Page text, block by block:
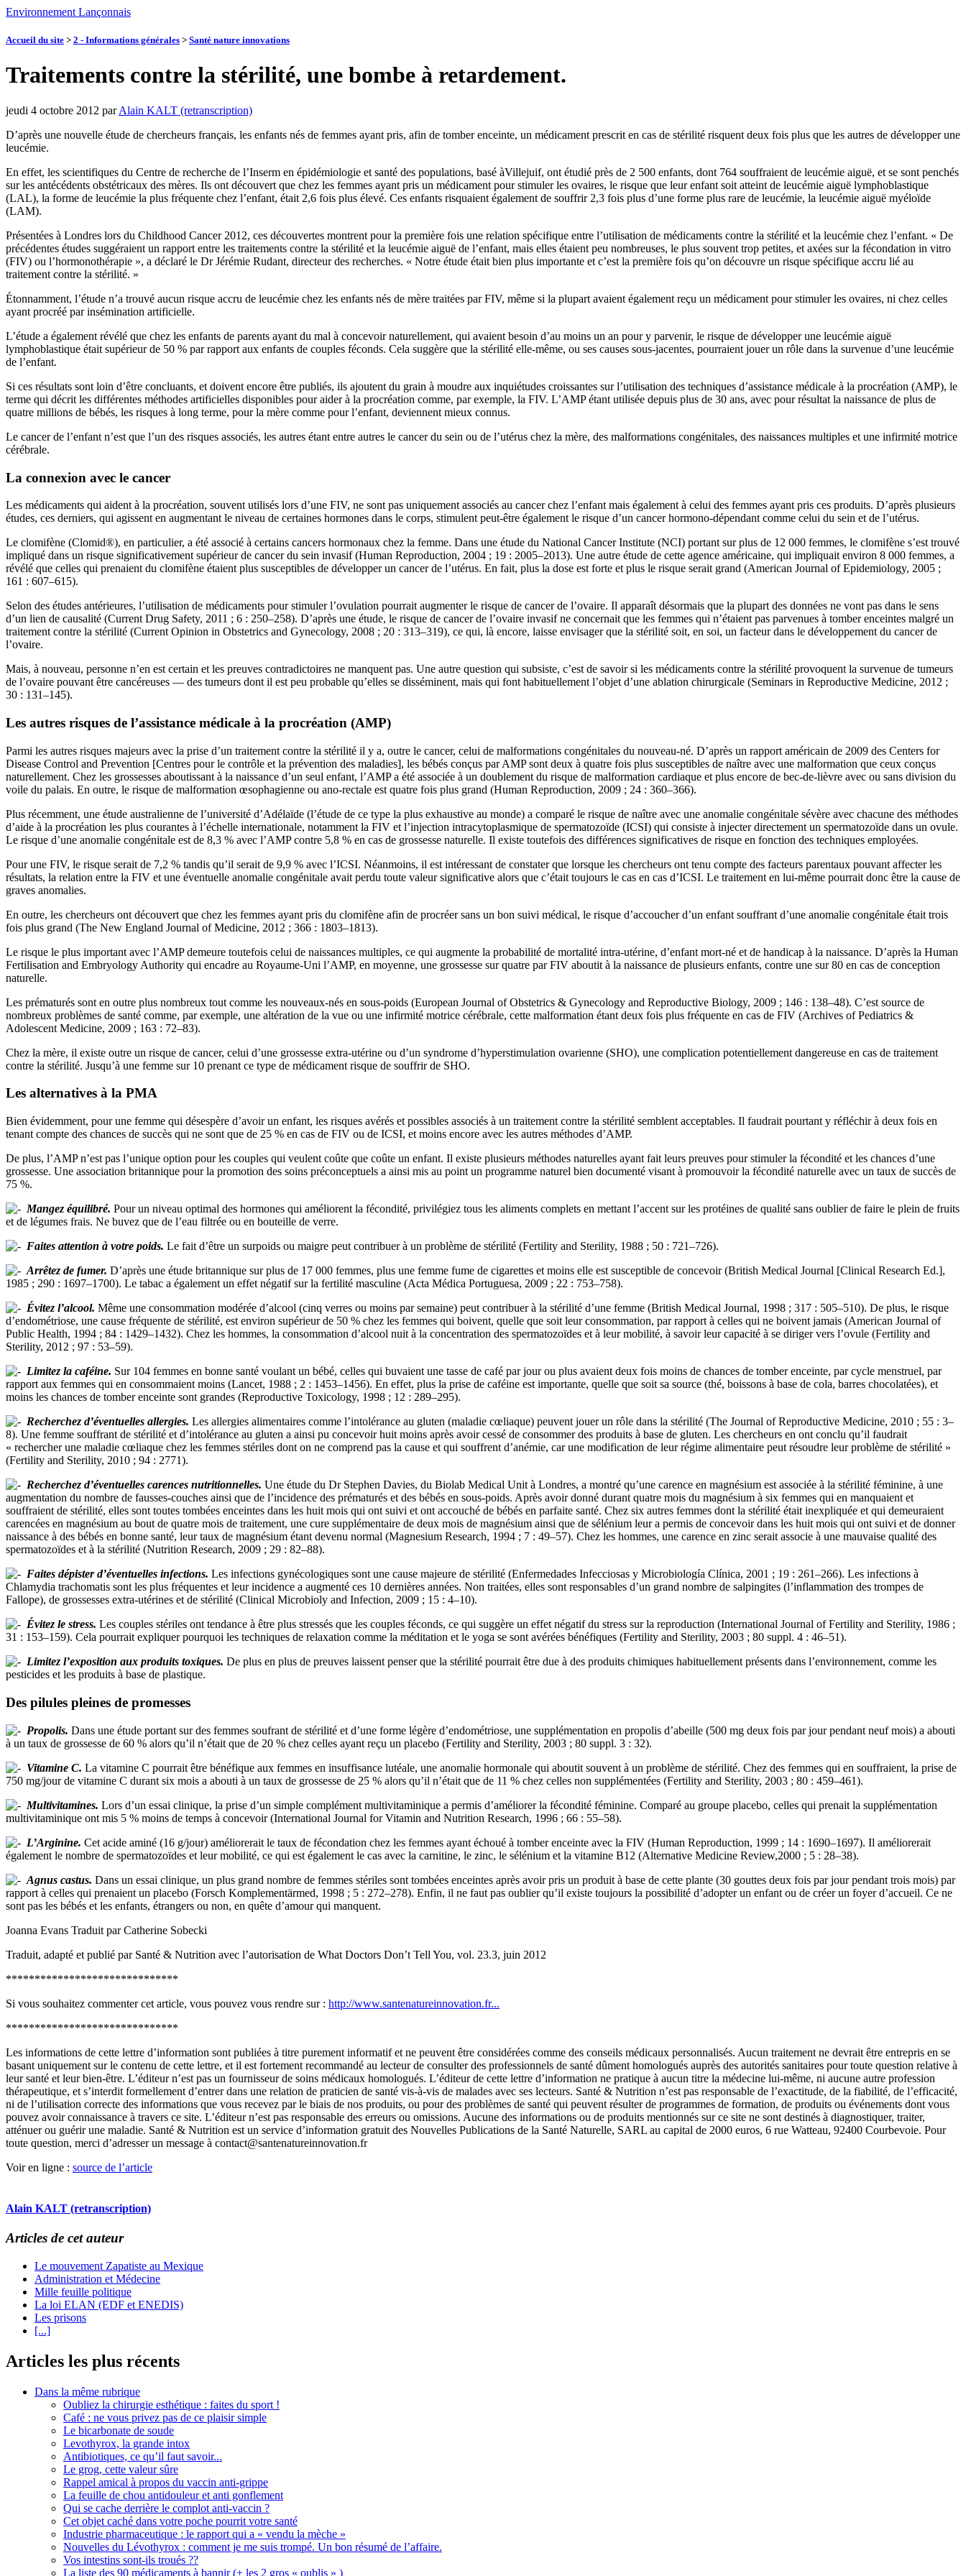
Environnement Lançonnais
Accueil du site > 2 - Informations générales > Santé nature innovations
Traitements contre la stérilité, une bombe à retardement.
jeudi 4 octobre 2012 parAlain KALT (retranscription)
D’après une nouvelle étude de chercheurs français, les enfants nés de femmes ayant pris, afin de tomber enceinte, un médicament prescrit en cas de stérilité risquent deux fois plus que les autres de développer une
leucémie.
En effet, les scientifiques du Centre de recherche de l’Inserm en épidémiologie et santé des populations, basé àVillejuif, ont étudié près de 2 500 enfants, dont 764 souffraient de leucémie aiguë, et se sont penchés
sur les antécédents obstétricaux des mères. Ils ont découvert que chez les femmes ayant pris un médicament pour stimuler les ovaires, le risque que leur enfant soit atteint de leucémie aiguë lymphoblastique
(LAL), la forme de leucémie la plus fréquente chez l’enfant, était 2,6 fois plus élevé. Ces enfants risquaient également de souffrir 2,3 fois plus d’une forme plus rare de leucémie, la leucémie aiguë myéloïde
(LAM).
Présentées à Londres lors du Childhood Cancer 2012, ces découvertes montrent pour la première fois une relation spécifique entre l’utilisation de médicaments contre la stérilité et la leucémie chez l’enfant. « De
précédentes études suggéraient un rapport entre les traitements contre la stérilité et la leucémie aiguë de l’enfant, mais elles étaient peu nombreuses, le plus souvent trop petites, et axées sur la fécondation in vitro
(FIV) ou l’hormonothérapie », a déclaré le Dr Jérémie Rudant, directeur des recherches. « Notre étude était bien plus importante et c’est la première fois qu’on découvre un risque spécifique accru lié au
traitement contre la stérilité. »
Étonnamment, l’étude n’a trouvé aucun risque accru de leucémie chez les enfants nés de mère traitées par FIV, même si la plupart avaient également reçu un médicament pour stimuler les ovaires, ni chez celles
ayant procréé par insémination artificielle.
L’étude a également révélé que chez les enfants de parents ayant du mal à concevoir naturellement, qui avaient besoin d’au moins un an pour y parvenir, le risque de développer une leucémie aiguë
lymphoblastique était supérieur de 50 % par rapport aux enfants de couples féconds. Cela suggère que la stérilité elle-même, ou ses causes sous-jacentes, pourraient jouer un rôle dans la survenue d’une leucémie
de l’enfant.
Si ces résultats sont loin d’être concluants, et doivent encore être publiés, ils ajoutent du grain à moudre aux inquiétudes croissantes sur l’utilisation des techniques d’assistance médicale à la procréation (AMP), le
terme qui décrit les différentes méthodes artificielles disponibles pour aider à la procréation comme, par exemple, la FIV. L’AMP étant utilisée depuis plus de 30 ans, avec pour résultat la naissance de plus de
quatre millions de bébés, les risques à long terme, pour la mère comme pour l’enfant, deviennent mieux connus.
Le cancer de l’enfant n’est que l’un des risques associés, les autres étant entre autres le cancer du sein ou de l’utérus chez la mère, des malformations congénitales, des naissances multiples et une infirmité motrice
cérébrale.
La connexion avec le cancer
Les médicaments qui aident à la procréation, souvent utilisés lors d’une FIV, ne sont pas uniquement associés au cancer chez l’enfant mais également à celui des femmes ayant pris ces produits. D’après plusieurs
études, ces derniers, qui agissent en augmentant le niveau de certaines hormones dans le corps, stimulent peut-être également le risque d’un cancer hormono-dépendant comme celui du sein et de l’utérus.
Le clomifène (Clomid®), en particulier, a été associé à certains cancers hormonaux chez la femme. Dans une étude du National Cancer Institute (NCI) portant sur plus de 12 000 femmes, le clomifène s’est trouvé
impliqué dans un risque significativement supérieur de cancer du sein invasif (Human Reproduction, 2004 ; 19 : 2005–2013). Une autre étude de cette agence américaine, qui impliquait environ 8 000 femmes, a
révélé que celles qui prenaient du clomifène étaient plus susceptibles de développer un cancer de l’utérus. En fait, plus la dose est forte et plus le risque serait grand (American Journal of Epidemiology, 2005 ;
161 : 607–615).
Selon des études antérieures, l’utilisation de médicaments pour stimuler l’ovulation pourrait augmenter le risque de cancer de l’ovaire. Il apparaît désormais que la plupart des données ne vont pas dans le sens
d’un lien de causalité (Current Drug Safety, 2011 ; 6 : 250–258). D’après une étude, le risque de cancer de l’ovaire invasif ne concernait que les femmes qui n’étaient pas parvenues à tomber enceintes malgré un
traitement contre la stérilité (Current Opinion in Obstetrics and Gynecology, 2008 ; 20 : 313–319), ce qui, là encore, laisse envisager que la stérilité soit, en soi, un facteur dans le développement du cancer de
l’ovaire.
Mais, à nouveau, personne n’en est certain et les preuves contradictoires ne manquent pas. Une autre question qui subsiste, c’est de savoir si les médicaments contre la stérilité provoquent la survenue de tumeurs
de l’ovaire pouvant être cancéreuses — des tumeurs dont il est peu probable qu’elles se disséminent, mais qui font habituellement l’objet d’une ablation chirurgicale (Seminars in Reproductive Medicine, 2012 ;
30 : 131–145).
Les autres risques de l’assistance médicale à la procréation (AMP)
Parmi les autres risques majeurs avec la prise d’un traitement contre la stérilité il y a, outre le cancer, celui de malformations congénitales du nouveau-né. D’après un rapport américain de 2009 des Centers for
Disease Control and Prevention [Centres pour le contrôle et la prévention des maladies], les bébés conçus par AMP sont deux à quatre fois plus susceptibles de naître avec une malformation que ceux conçus
naturellement. Chez les grossesses aboutissant à la naissance d’un seul enfant, l’AMP a été associée à un doublement du risque de malformation cardiaque et plus encore de bec-de-lièvre avec ou sans division du
voile du palais. En outre, le risque de malformation œsophagienne ou ano-rectale est quatre fois plus grand (Human Reproduction, 2009 ; 24 : 360–366).
Plus récemment, une étude australienne de l’université d’Adélaïde (l’étude de ce type la plus exhaustive au monde) a comparé le risque de naître avec une anomalie congénitale sévère avec chacune des méthodes
d’aide à la procréation les plus courantes à l’échelle internationale, notamment la FIV et l’injection intracytoplasmique de spermatozoïde (ICSI) qui consiste à injecter directement un spermatozoïde dans un ovule.
Le risque d’une anomalie congénitale est de 8,3 % avec l’AMP contre 5,8 % en cas de grossesse naturelle. Il existe toutefois des différences significatives de risque en fonction des techniques employées.
Pour une FIV, le risque serait de 7,2 % tandis qu’il serait de 9,9 % avec l’ICSI. Néanmoins, il est intéressant de constater que lorsque les chercheurs ont tenu compte des facteurs parentaux pouvant affecter les
résultats, la relation entre la FIV et une éventuelle anomalie congénitale avait perdu toute valeur significative alors que c’était toujours le cas en cas d’ICSI. Le traitement en lui-même pourrait donc être la cause de
graves anomalies.
En outre, les chercheurs ont découvert que chez les femmes ayant pris du clomifène afin de procréer sans un bon suivi médical, le risque d’accoucher d’un enfant souffrant d’une anomalie congénitale était trois
fois plus grand (The New England Journal of Medicine, 2012 ; 366 : 1803–1813).
Le risque le plus important avec l’AMP demeure toutefois celui de naissances multiples, ce qui augmente la probabilité de mortalité intra-utérine, d’enfant mort-né et de handicap à la naissance. D’après la Human
Fertilisation and Embryology Authority qui encadre au Royaume-Uni l’AMP, en moyenne, une grossesse sur quatre par FIV aboutit à la naissance de plusieurs enfants, contre une sur 80 en cas de conception
naturelle.
Les prématurés sont en outre plus nombreux tout comme les nouveaux-nés en sous-poids (European Journal of Obstetrics & Gynecology and Reproductive Biology, 2009 ; 146 : 138–48). C’est source de
nombreux problèmes de santé comme, par exemple, une altération de la vue ou une infirmité motrice cérébrale, cette malformation étant deux fois plus fréquente en cas de FIV (Archives of Pediatrics &
Adolescent Medicine, 2009 ; 163 : 72–83).
Chez la mère, il existe outre un risque de cancer, celui d’une grossesse extra-utérine ou d’un syndrome d’hyperstimulation ovarienne (SHO), une complication potentiellement dangereuse en cas de traitement
contre la stérilité. Jusqu’à une femme sur 10 prenant ce type de médicament risque de souffrir de SHO.
Les alternatives à la PMA
Bien évidemment, pour une femme qui désespère d’avoir un enfant, les risques avérés et possibles associés à un traitement contre la stérilité semblent acceptables. Il faudrait pourtant y réfléchir à deux fois en
tenant compte des chances de succès qui ne sont que de 25 % en cas de FIV ou de ICSI, et moins encore avec les autres méthodes d’AMP.
De plus, l’AMP n’est pas l’unique option pour les couples qui veulent coûte que coûte un enfant. Il existe plusieurs méthodes naturelles ayant fait leurs preuves pour stimuler la fécondité et les chances d’une
grossesse. Une association britannique pour la promotion des soins préconceptuels a ainsi mis au point un programme naturel bien documenté visant à promouvoir la fécondité naturelle avec un taux de succès de
75 %.
Mangez équilibré. Pour un niveau optimal des hormones qui améliorent la fécondité, privilégiez tous les aliments complets en mettant l’accent sur les protéines de qualité sans oublier de faire le plein de fruits
et de légumes frais. Ne buvez que de l’eau filtrée ou en bouteille de verre.
Faites attention à votre poids. Le fait d’être un surpoids ou maigre peut contribuer à un problème de stérilité (Fertility and Sterility, 1988 ; 50 : 721–726).
Arrêtez de fumer. D’après une étude britannique sur plus de 17 000 femmes, plus une femme fume de cigarettes et moins elle est susceptible de concevoir (British Medical Journal [Clinical Research Ed.],
1985 ; 290 : 1697–1700). Le tabac a également un effet négatif sur la fertilité masculine (Acta Médica Portuguesa, 2009 ; 22 : 753–758).
Évitez l’alcool. Même une consommation modérée d’alcool (cinq verres ou moins par semaine) peut contribuer à la stérilité d’une femme (British Medical Journal, 1998 ; 317 : 505–510). De plus, le risque
d’endométriose, une cause fréquente de stérilité, est environ supérieur de 50 % chez les femmes qui boivent, quelle que soit leur consommation, par rapport à celles qui ne boivent jamais (American Journal of
Public Health, 1994 ; 84 : 1429–1432). Chez les hommes, la consommation d’alcool nuit à la concentration des spermatozoïdes et à leur mobilité, à savoir leur capacité à se diriger vers l’ovule (Fertility and
Sterility, 2012 ; 97 : 53–59).
Limitez la caféine. Sur 104 femmes en bonne santé voulant un bébé, celles qui buvaient une tasse de café par jour ou plus avaient deux fois moins de chances de tomber enceinte, par cycle menstruel, par
rapport aux femmes qui en consommaient moins (Lancet, 1988 ; 2 : 1453–1456). En effet, plus la prise de caféine est importante, quelle que soit sa source (thé, boissons à base de cola, barres chocolatées), et
moins les chances de tomber enceinte sont grandes (Reproductive Toxicology, 1998 ; 12 : 289–295).
Recherchez d’éventuelles allergies. Les allergies alimentaires comme l’intolérance au gluten (maladie cœliaque) peuvent jouer un rôle dans la stérilité (The Journal of Reproductive Medicine, 2010 ; 55 : 3–
8). Une femme souffrant de stérilité et d’intolérance au gluten a ainsi pu concevoir huit moins après avoir cessé de consommer des produits à base de gluten. Les chercheurs en ont conclu qu’il faudrait
« rechercher une maladie cœliaque chez les femmes stériles dont on ne comprend pas la cause et qui souffrent d’anémie, car une modification de leur régime alimentaire peut résoudre leur problème de stérilité »
(Fertility and Sterility, 2010 ; 94 : 2771).
Recherchez d’éventuelles carences nutritionnelles. Une étude du Dr Stephen Davies, du Biolab Medical Unit à Londres, a montré qu’une carence en magnésium est associée à la stérilité féminine, à une
augmentation du nombre de fausses-couches ainsi que de l’incidence des prématurés et des bébés en sous-poids. Après avoir donné durant quatre mois du magnésium à six femmes qui en manquaient et
souffraient de stérilité, elles sont toutes tombées enceintes dans les huit mois qui ont suivi et ont accouché de bébés en parfaite santé. Chez six autres femmes dont la stérilité était inexpliquée et qui demeuraient
carencées en magnésium au bout de quatre mois de traitement, une cure supplémentaire de deux mois de magnésium ainsi que de sélénium leur a permis de concevoir dans les huit mois qui ont suivi et de donner
naissance à des bébés en bonne santé, leur taux de magnésium étant devenu normal (Magnesium Research, 1994 ; 7 : 49–57). Chez les hommes, une carence en zinc serait associe à une mauvaise qualité des
spermatozoïdes et à la stérilité (Nutrition Research, 2009 ; 29 : 82–88).
Faites dépister d’éventuelles infections. Les infections gynécologiques sont une cause majeure de stérilité (Enfermedades Infecciosas y Microbiología Clínica, 2001 ; 19 : 261–266). Les infections à
Chlamydia trachomatis sont les plus fréquentes et leur incidence a augmenté ces 10 dernières années. Non traitées, elles sont responsables d’un grand nombre de salpingites (l’inflammation des trompes de
Fallope), de grossesses extra-utérines et de stérilité (Clinical Microbioly and Infection, 2009 ; 15 : 4–10).
Évitez le stress. Les couples stériles ont tendance à être plus stressés que les couples féconds, ce qui suggère un effet négatif du stress sur la reproduction (International Journal of Fertility and Sterility, 1986 ;
31 : 153–159). Cela pourrait expliquer pourquoi les techniques de relaxation comme la méditation et le yoga se sont avérées bénéfiques (Fertility and Sterility, 2003 ; 80 suppl. 4 : 46–51).
Limitez l’exposition aux produits toxiques. De plus en plus de preuves laissent penser que la stérilité pourrait être due à des produits chimiques habituellement présents dans l’environnement, comme les
pesticides et les produits à base de plastique.
Des pilules pleines de promesses
Propolis. Dans une étude portant sur des femmes soufrant de stérilité et d’une forme légère d’endométriose, une supplémentation en propolis d’abeille (500 mg deux fois par jour pendant neuf mois) a abouti
à un taux de grossesse de 60 % alors qu’il n’était que de 20 % chez celles ayant reçu un placebo (Fertility and Sterility, 2003 ; 80 suppl. 3 : 32).
Vitamine C. La vitamine C pourrait être bénéfique aux femmes en insuffisance lutéale, une anomalie hormonale qui aboutit souvent à un problème de stérilité. Chez des femmes qui en souffraient, la prise de
750 mg/jour de vitamine C durant six mois a abouti à un taux de grossesse de 25 % alors qu’il n’était que de 11 % chez celles non supplémentées (Fertility and Sterility, 2003 ; 80 : 459–461).
Multivitamines. Lors d’un essai clinique, la prise d’un simple complément multivitaminique a permis d’améliorer la fécondité féminine. Comparé au groupe placebo, celles qui prenait la supplémentation
multivitaminique ont mis 5 % moins de temps à concevoir (International Journal for Vitamin and Nutrition Research, 1996 ; 66 : 55–58).
L’Arginine. Cet acide aminé (16 g/jour) améliorerait le taux de fécondation chez les femmes ayant échoué à tomber enceinte avec la FIV (Human Reproduction, 1999 ; 14 : 1690–1697). Il améliorerait
également le nombre de spermatozoïdes et leur mobilité, ce qui est également le cas avec la carnitine, le zinc, le sélénium et la vitamine B12 (Alternative Medicine Review,2000 ; 5 : 28–38).
Agnus castus. Dans un essai clinique, un plus grand nombre de femmes stériles sont tombées enceintes après avoir pris un produit à base de cette plante (30 gouttes deux fois par jour pendant trois mois) par
rapport à celles qui prenaient un placebo (Forsch Komplementärmed, 1998 ; 5 : 272–278). Enfin, il ne faut pas oublier qu’il existe toujours la possibilité d’adopter un enfant ou de créer un foyer d’accueil. Ce ne
sont pas les bébés et les enfants, étrangers ou non, en quête d’amour qui manquent.
Joanna Evans Traduit par Catherine Sobecki
Traduit, adapté et publié par Santé & Nutrition avec l’autorisation de What Doctors Don’t Tell You, vol. 23.3, juin 2012
******************************
Si vous souhaitez commenter cet article, vous pouvez vous rendre sur : http://www.santenatureinnovation.fr...
******************************
Les informations de cette lettre d’information sont publiées à titre purement informatif et ne peuvent être considérées comme des conseils médicaux personnalisés. Aucun traitement ne devrait être entrepris en se
basant uniquement sur le contenu de cette lettre, et il est fortement recommandé au lecteur de consulter des professionnels de santé dûment homologués auprès des autorités sanitaires pour toute question relative à
leur santé et leur bien-être. L’éditeur n’est pas un fournisseur de soins médicaux homologués. L’éditeur de cette lettre d’information ne pratique à aucun titre la médecine lui-même, ni aucune autre profession
thérapeutique, et s’interdit formellement d’entrer dans une relation de praticien de santé vis-à-vis de malades avec ses lecteurs. Santé & Nutrition n’est pas responsable de l’exactitude, de la fiabilité, de l’efficacité,
ni de l’utilisation correcte des informations que vous recevez par le biais de nos produits, ou pour des problèmes de santé qui peuvent résulter de programmes de formation, de produits ou événements dont vous
pouvez avoir connaissance à travers ce site. L’éditeur n’est pas responsable des erreurs ou omissions. Aucune des informations ou de produits mentionnés sur ce site ne sont destinés à diagnostiquer, traiter,
atténuer ou guérir une maladie. Santé & Nutrition est un service d’information gratuit des Nouvelles Publications de la Santé Naturelle, SARL au capital de 2000 euros, 6 rue Watteau, 92400 Courbevoie. Pour
toute question, merci d’adresser un message à contact@santenatureinnovation.fr
Voir en ligne : source de l’article
Alain KALT (retranscription)
Articles de cet auteur
Le mouvement Zapatiste au Mexique
Administration et Médecine
Mille feuille politique
La loi ELAN (EDF et ENEDIS)
Les prisons
[...]
Articles les plus récents
Dans la même rubrique
Oubliez la chirurgie esthétique : faites du sport !
Café : ne vous privez pas de ce plaisir simple
Le bicarbonate de soude
Levothyrox, la grande intox
Antibiotiques, ce qu’il faut savoir...
Le grog, cette valeur sûre
Rappel amical à propos du vaccin anti-grippe
La feuille de chou antidouleur et anti gonflement
Qui se cache derrière le complot anti-vaccin ?
Cet objet caché dans votre poche pourrit votre santé
Industrie pharmaceutique : le rapport qui a « vendu la mèche »
Nouvelles du Lévothyrox : comment je me suis trompé. Un bon résumé de l’affaire.
Vos intestins sont-ils troués ??
La liste des 90 médicaments à bannir (+ les 2 gros « oublis » )